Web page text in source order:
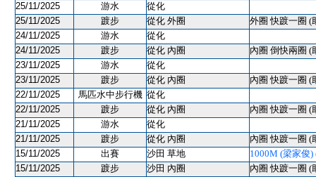
25/11/2025
游水
從化
25/11/2025
踱步 從化 外圈
外圈 快踱一圈 (
24/11/2025
游水
從化
24/11/2025
踱步 從化 內圈
內圈 倒快兩圈 (
23/11/2025
游水
從化
23/11/2025
踱步 從化 內圈
內圈 快踱一圈 (
22/11/2025
馬匹水中步行機 從化
22/11/2025
踱步 從化 內圈
內圈 快踱一圈 (
21/11/2025
游水
從化
21/11/2025
踱步 從化 內圈
內圈 快踱一圈 (
15/11/2025
出賽 沙田 草地
1000M (梁家俊)
15/11/2025
踱步 沙田 內圈
內圈 快踱一圈 (